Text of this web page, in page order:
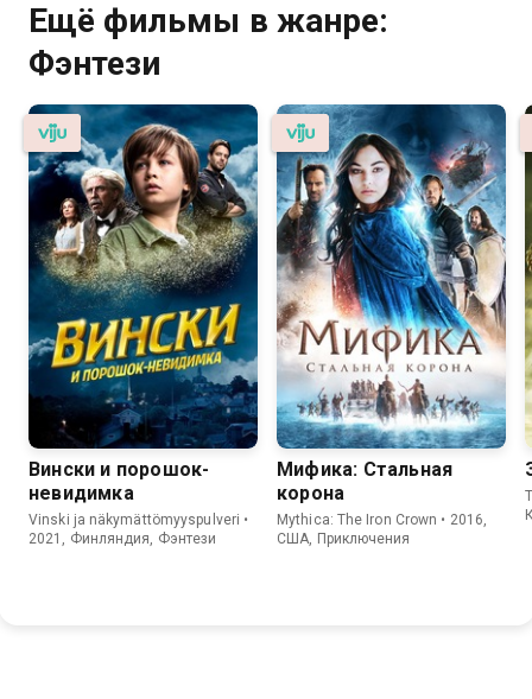
Ещё фильмы в жанре:
Фэнтези
Вински и порошок-
невидимка
Vinski ja näkymättömyyspulveri •
2021, Финляндия, Фэнтези
Мифика: Стальная
корона
Mythica: The Iron Crown • 2016,
США, Приключения